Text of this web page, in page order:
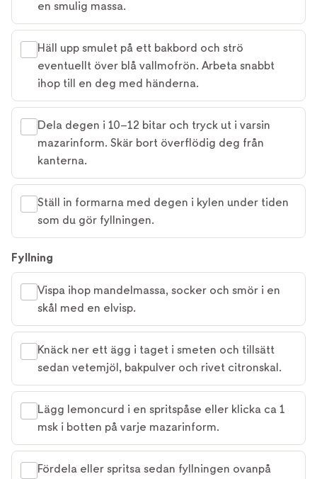
en smulig massa.
Häll upp smulet på ett bakbord och strö
eventuellt över blå vallmofrön. Arbeta snabbt
ihop till en deg med händerna.
Dela degen i 10–12 bitar och tryck ut i varsin
mazarinform. Skär bort överflödig deg från
kanterna.
Ställ in formarna med degen i kylen under tiden
som du gör fyllningen.
Fyllning
Vispa ihop mandelmassa, socker och smör i en
skål med en elvisp.
Knäck ner ett ägg i taget i smeten och tillsätt
sedan vetemjöl, bakpulver och rivet citronskal.
Lägg lemoncurd i en spritspåse eller klicka ca 1
msk i botten på varje mazarinform.
Fördela eller spritsa sedan fyllningen ovanpå